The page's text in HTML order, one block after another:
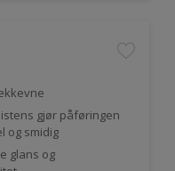
gjør påføringen
og smidig
glans og